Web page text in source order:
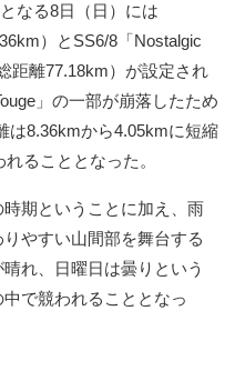
なる8日（日）には
）とSS6/8「Nostalgic
距離77.18km）が設定され
」の一部が崩落したため
は8.36kmから4.05kmに短縮
ることとなった。
期ということに加え、雨
やすい山間部を舞台する
れ、日曜日は曇りという
で競われることとなっ